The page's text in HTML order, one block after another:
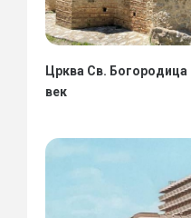
Црква Св. Богородица
век